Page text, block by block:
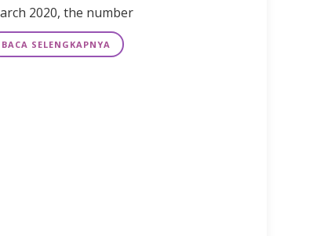
2020, the number
BACA SELENGKAPNYA